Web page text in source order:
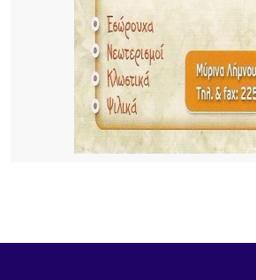
5 ΏΡΕΣ ΠΡΙΝ
Καιρός: Στα 40άρια θα «ψηθούν»
βόρεια Ελλάδα – Έως 8 μποφόρ οι
Αιγαίο μέχρι Δεκαπενταύγουστο
19 ΏΡΕΣ ΠΡΙΝ
Μεγάλα projects για τον τουρισμό
Αιγαίο: Νέες ξενοδοχειακές
Κορυφώνεται το κύμα αφίξεων